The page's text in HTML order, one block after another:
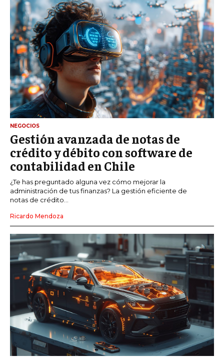
NEGOCIOS
Gestión avanzada de notas de
crédito y débito con software de
contabilidad en Chile
¿Te has preguntado alguna vez cómo mejorar la
administración de tus finanzas? La gestión eficiente de
notas de crédito...
Ricardo Mendoza